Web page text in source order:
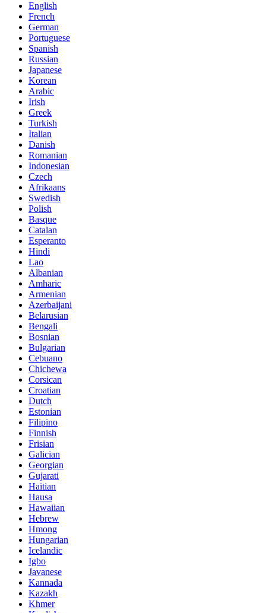
English
French
German
Portuguese
Spanish
Russian
Japanese
Korean
Arabic
Irish
Greek
Turkish
Italian
Danish
Romanian
Indonesian
Czech
Afrikaans
Swedish
Polish
Basque
Catalan
Esperanto
Hindi
Lao
Albanian
Amharic
Armenian
Azerbaijani
Belarusian
Bengali
Bosnian
Bulgarian
Cebuano
Chichewa
Corsican
Croatian
Dutch
Estonian
Filipino
Finnish
Frisian
Galician
Georgian
Gujarati
Haitian
Hausa
Hawaiian
Hebrew
Hmong
Hungarian
Icelandic
Igbo
Javanese
Kannada
Kazakh
Khmer